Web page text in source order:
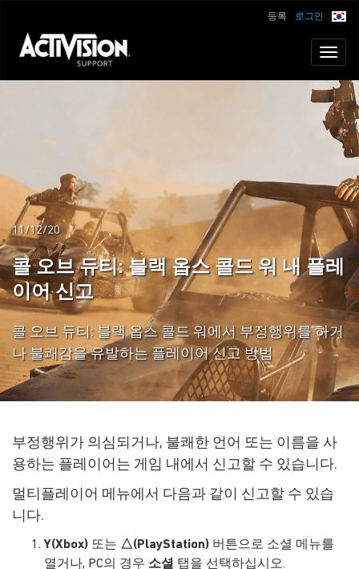
로그인
등록
11/12/20
콜 오브 듀티: 블랙 옵스 콜드 워 내 플레
이어 신고
콜 오브 듀티: 블랙 옵스 콜드 워에서 부정행위를 하거
나 불쾌감을 유발하는 플레이어 신고 방법
부정행위가 의심되거나, 불쾌한 언어 또는 이름을 사
용하는 플레이어는 게임 내에서 신고할 수 있습니다.
멀티플레이어 메뉴에서 다음과 같이 신고할 수 있습
니다.
Y(Xbox) 또는 △(PlayStation) 버튼으로 소셜 메뉴를
열거나, PC의 경우 소셜 탭을 선택하십시오.